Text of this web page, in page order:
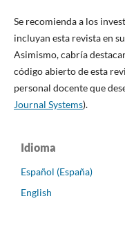
Se recomienda a los
incluyan esta revista en
Asimismo, cabría
código abierto de esta
personal docente que
Journal Systems).
Idioma
Español (España)
English